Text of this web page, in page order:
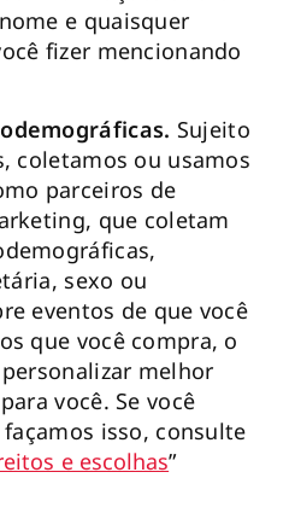
e quaisquer
fizer mencionando
Sujeito
coletamos ou usamos
parceiros de
que coletam
sexo ou
eventos de que você
que você compra, o
melhor
você. Se você
isso, consulte
e escolhas”